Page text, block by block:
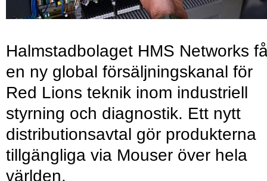
Halmstadbolaget HMS Networks
en ny global försäljningskanal för
Red Lions teknik inom industriell
styrning och diagnostik. Ett nytt
distributionsavtal gör produkterna
tillgängliga via Mouser över hela
världen.